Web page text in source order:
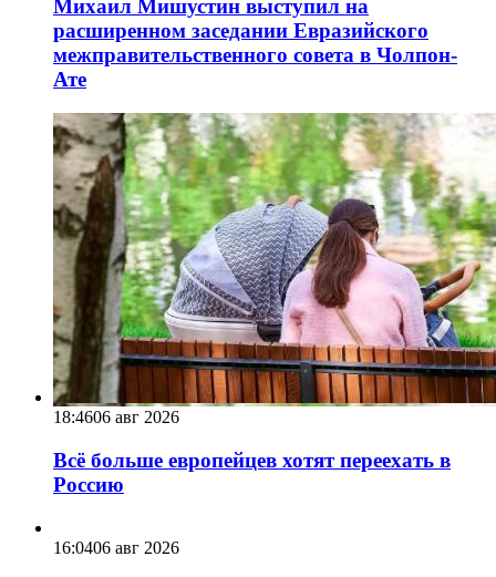
Михаил Мишустин выступил на
расширенном заседании Евразийского
межправительственного совета в Чолпон-
Ате
18:4606 авг 2026
Всё больше европейцев хотят переехать в
Россию
16:0406 авг 2026